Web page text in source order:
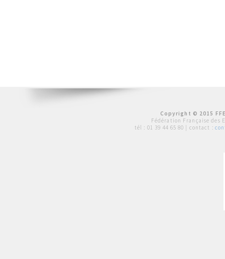
Copyright © 2015
Fédération Française des
tél : 01 39 44 65 80 | contact :